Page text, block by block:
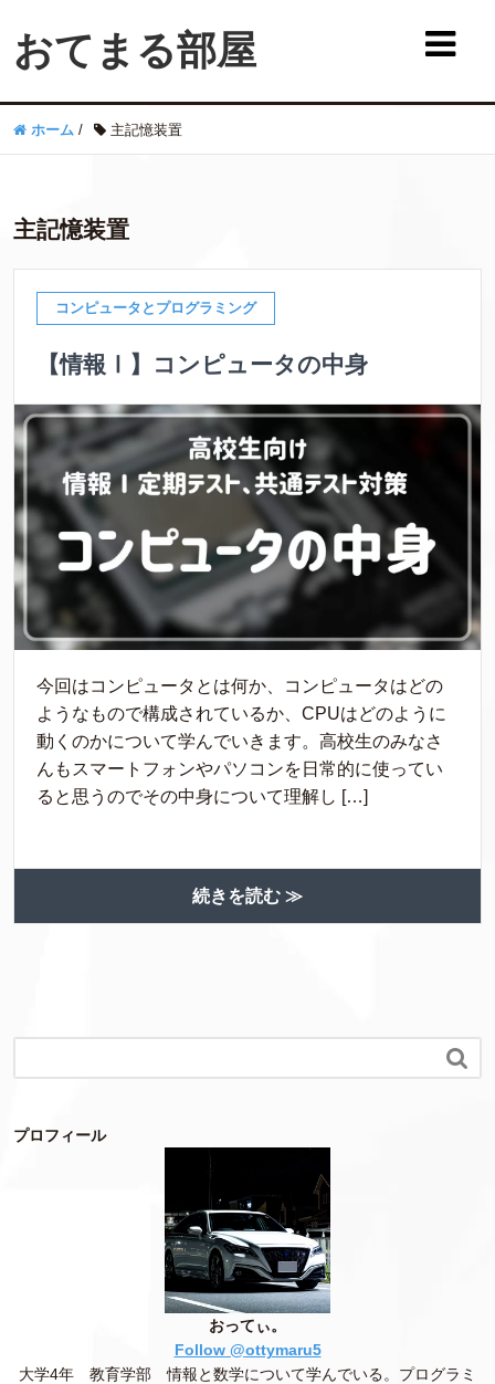
おてまる部屋
ホーム / 主記憶装置
主記憶装置
コンピュータとプログラミング
【情報Ⅰ】コンピュータの中身
今回はコンピュータとは何か、コンピュータはどの
ようなもので構成されているか、CPUはどのように
動くのかについて学んでいきます。高校生のみなさ
んもスマートフォンやパソコンを日常的に使ってい
ると思うのでその中身について理解し […]
続きを読む ≫

プロフィール
おってぃ。
Follow @ottymaru5
大学4年 教育学部 情報と数学について学んでいる。プログラミ